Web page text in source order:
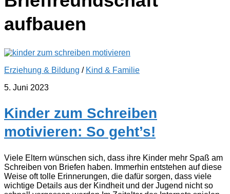
aufbauen
Erziehung & Bildung / Kind & Familie
5. Juni 2023
Kinder zum Schreiben
motivieren: So geht’s!
Viele Eltern wünschen sich, dass ihre Kinder mehr Spaß am
Schreiben von Briefen haben. Immerhin entstehen auf diese
Weise oft tolle Erinnerungen, die dafür sorgen, dass viele
wichtige Details aus der Kindheit und der Jugend nicht so